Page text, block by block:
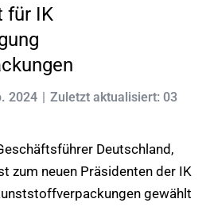
für IK
2024
Zuletzt aktualisiert: 03
Deutschland,
zum neuen Präsidenten der IK
gewählt